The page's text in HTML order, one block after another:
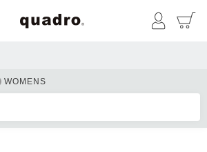
マイペ
WOMENS